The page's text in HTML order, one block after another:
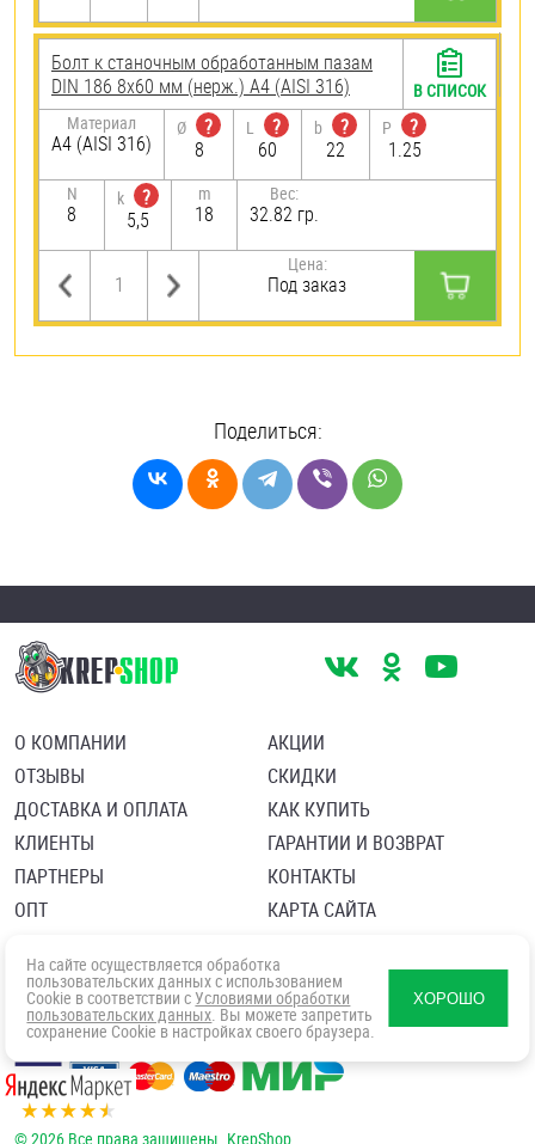
Болт к станочным обработанным пазам
DIN 186 8х60 мм (нерж.) A4 (AISI 316)
Материал
A4 (AISI 316)
Ø
?
8
L
?
60
b
?
22
P
?
1.25
N
8
k
?
5,5
m
18
Вес:
32.82 гр.
Цена:
Под заказ
В СПИСОК
Поделиться:
О КОМПАНИИ
ОТЗЫВЫ
ДОСТАВКА И ОПЛАТА
КЛИЕНТЫ
ПАРТНЕРЫ
ОПТ
АКЦИИ
СКИДКИ
КАК КУПИТЬ
ГАРАНТИИ И ВОЗВРАТ
КОНТАКТЫ
КАРТА САЙТА
Политика в отношении обработки персональных данных
Согласие посетителя сайта на обработку персональных данны
© 2026 Все права защищены. KrepShop
На сайте осуществляется обработка
пользовательских данных с использованием
Cookie в соответствии с Условиями обработки
пользовательских данных. Вы можете запретить
сохранение Cookie в настройках своего браузера.
ХОРОШО